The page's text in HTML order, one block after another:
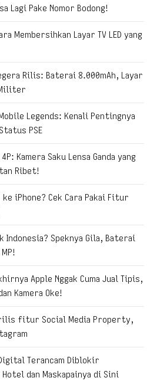
Lagi Pake Nomor Bodong!
Membersihkan Layar TV LED yang
Rilis: Baterai 8.000mAh, Layar
Legends: Kenali Pentingnya
PSE
Kamera Saku Lensa Ganda yang
Ribet!
iPhone? Cek Cara Pakai Fitur
Indonesia? Speknya Gila, Baterai
Apple Nggak Cuma Jual Tipis,
Kamera Oke!
rilis fitur Social Media Property,
Terancam Diblokir
dan Maskapainya di Sini